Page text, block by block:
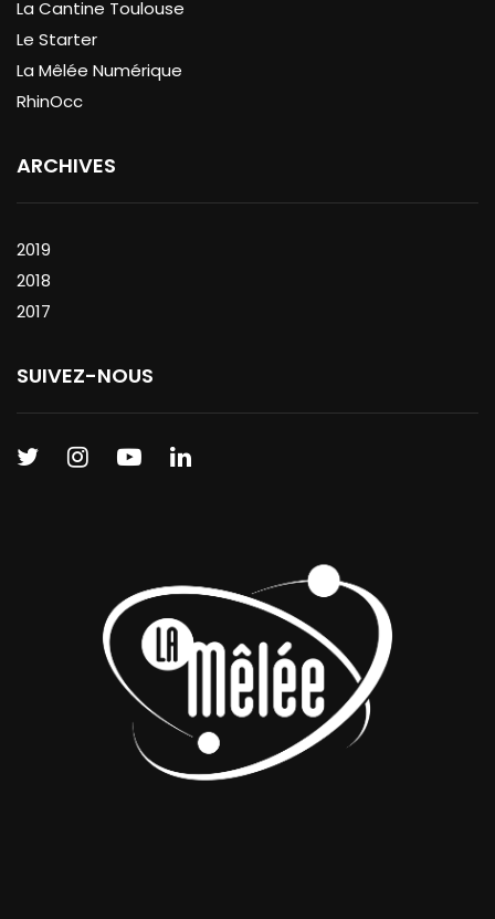
La Cantine Toulouse
Le Starter
La Mêlée Numérique
RhinOcc
ARCHIVES
2019
2018
2017
SUIVEZ-NOUS